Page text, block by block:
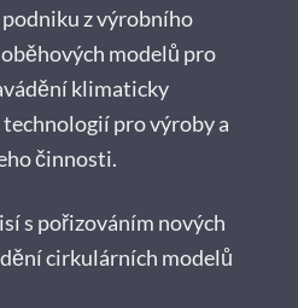
z výrobního
modelů pro
klimaticky
pro výroby a
činnosti.
s pořizováním nových
cirkulárních modelů